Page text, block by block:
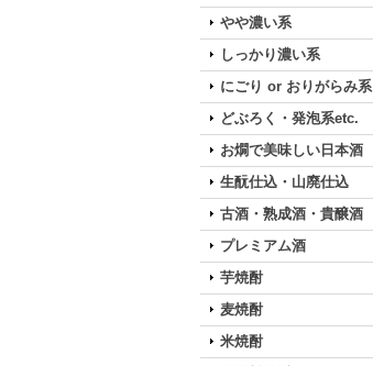
やや濃い系
しっかり濃い系
にごり or おりがらみ系
どぶろく・発泡系etc.
お燗で美味しい日本酒
生酛仕込・山廃仕込
古酒・熟成酒・貴醸酒
プレミアム酒
芋焼酎
麦焼酎
米焼酎